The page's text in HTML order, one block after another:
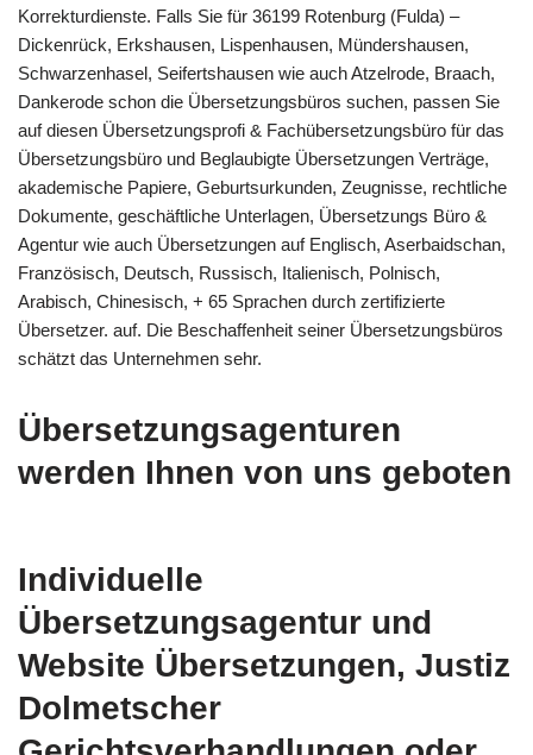
Korrekturdienste. Falls Sie für 36199 Rotenburg (Fulda) –
Dickenrück, Erkshausen, Lispenhausen, Mündershausen,
Schwarzenhasel, Seifertshausen wie auch Atzelrode, Braach,
Dankerode schon die Übersetzungsbüros suchen, passen Sie
auf diesen Übersetzungsprofi & Fachübersetzungsbüro für das
Übersetzungsbüro und Beglaubigte Übersetzungen Verträge,
akademische Papiere, Geburtsurkunden, Zeugnisse, rechtliche
Dokumente, geschäftliche Unterlagen, Übersetzungs Büro &
Agentur wie auch Übersetzungen auf Englisch, Aserbaidschan,
Französisch, Deutsch, Russisch, Italienisch, Polnisch,
Arabisch, Chinesisch, + 65 Sprachen durch zertifizierte
Übersetzer. auf. Die Beschaffenheit seiner Übersetzungsbüros
schätzt das Unternehmen sehr.
Übersetzungsagenturen
werden Ihnen von uns geboten
Individuelle
Übersetzungsagentur und
Website Übersetzungen, Justiz
Dolmetscher